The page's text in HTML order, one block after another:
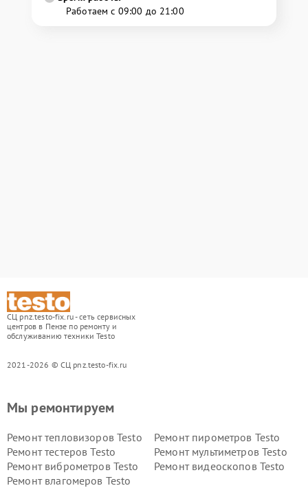
Работаем с 09:00 до 21:00
СЦ pnz.testo-fix.ru - сеть сервисных
центров в Пензе по ремонту и
обслуживанию техники Testo
2021-2026 © СЦ pnz.testo-fix.ru
Мы ремонтируем
Ремонт тепловизоров Testo
Ремонт пирометров Testo
Ремонт тестеров Testo
Ремонт мультиметров Testo
Ремонт виброметров Testo
Ремонт видеоскопов Testo
Ремонт влагомеров Testo